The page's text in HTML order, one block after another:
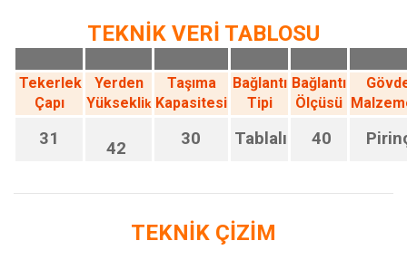
TEKNİK VERİ TABLOSU
Tekerlek
Çapı
Yerden
Yükseklik
Taşıma
Kapasitesi
Bağlantı
Tipi
Bağlantı
Ölçüsü
31 42 30 Tablalı 40
TEKNİK ÇİZİM